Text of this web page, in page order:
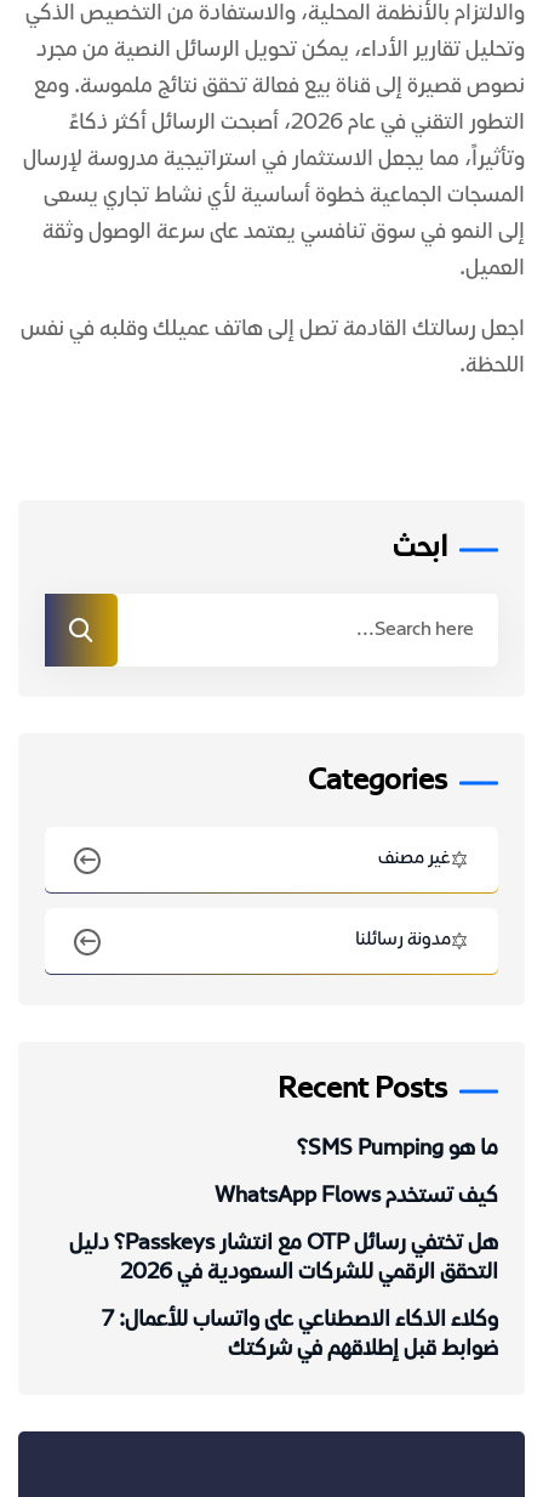
والالتزام بالأنظمة المحلية، والاستفادة من التخصيص الذكي
وتحليل تقارير الأداء، يمكن تحويل الرسائل النصية من مجرد
نصوص قصيرة إلى قناة بيع فعالة تحقق نتائج ملموسة. ومع
التطور التقني في عام 2026، أصبحت الرسائل أكثر ذكاءً
وتأثيراً، مما يجعل الاستثمار في استراتيجية مدروسة لإرسال
المسجات الجماعية خطوة أساسية لأي نشاط تجاري يسعى
إلى النمو في سوق تنافسي يعتمد على سرعة الوصول وثقة
العميل.
اجعل رسالتك القادمة تصل إلى هاتف عميلك وقلبه في نفس
اللحظة.
ابحث
Categories
غير مصنف
مدونة رسائلنا
Recent Posts
ما هو SMS Pumping؟
كيف تستخدم WhatsApp Flows
هل تختفي رسائل OTP مع انتشار Passkeys؟ دليل
التحقق الرقمي للشركات السعودية في 2026
وكلاء الذكاء الاصطناعي على واتساب للأعمال: 7
ضوابط قبل إطلاقهم في شركتك